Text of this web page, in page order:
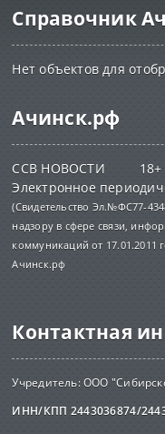
Справочник
Нет объектов для
Ачинск.рф
ССВ НОВОСТИ 18+
Электронное
(Свидетельство Эл.№ФС77-
надзору в сфере связи,
коммуникаций от 17.01.2011
Ачинск.рф
Контактная
Учредитель: ООО
ИНН/КПП 2443036874/